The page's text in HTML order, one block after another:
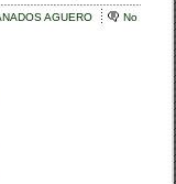
AGUERO
No